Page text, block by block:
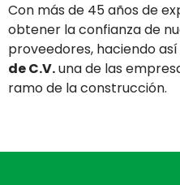
Con más de 45 años de
obtener la confianza de
proveedores, haciendo
de C.V.una de las
ramo de la construcción.